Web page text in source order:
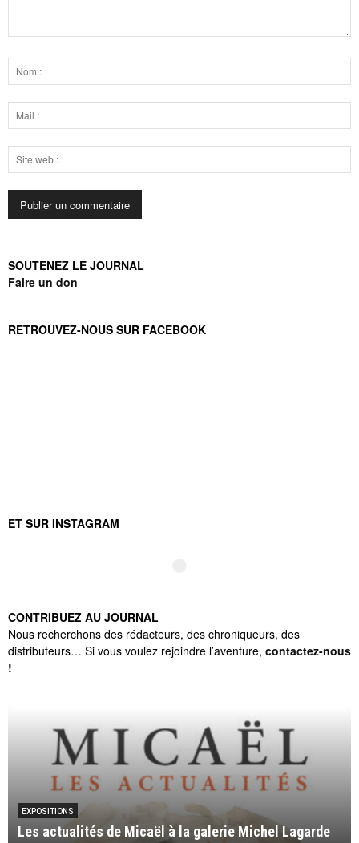
SOUTENEZ LE JOURNAL
Faire un don
RETROUVEZ-NOUS SUR FACEBOOK
ET SUR INSTAGRAM
CONTRIBUEZ AU JOURNAL
Nous recherchons des rédacteurs, des chroniqueurs, des
distributeurs… Si vous voulez rejoindre l’aventure, contactez-nous
!
EXPOSITIONS
Les actualités de Micaël à la galerie Michel Lagarde